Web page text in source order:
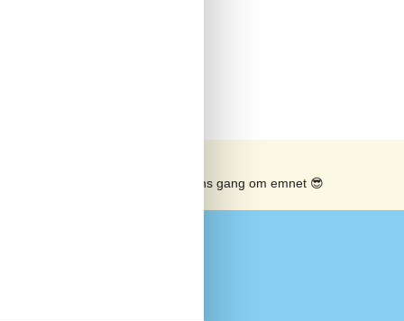
Se solens gang om emnet 😎